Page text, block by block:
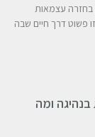
בחזרה עצמאות
פשוט דרך חיים שבה
ומה